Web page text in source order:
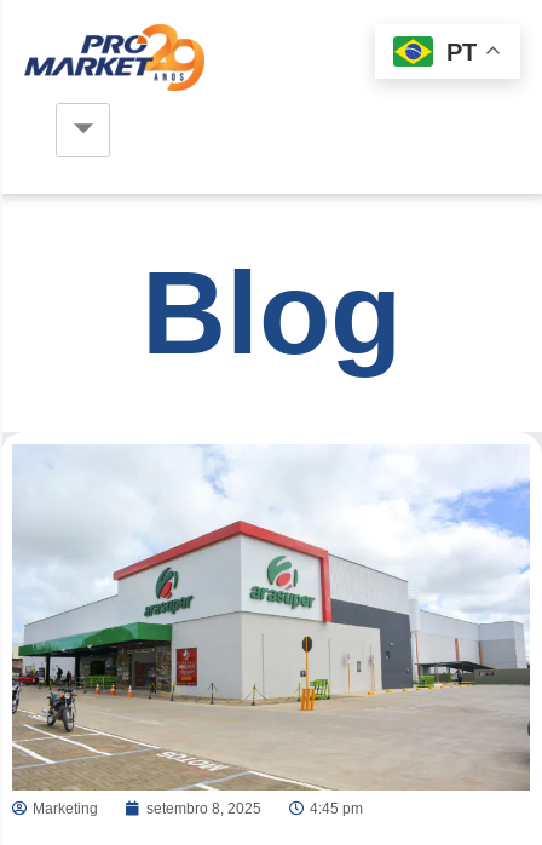
Blog
Marketing setembro 8, 2025 4:45 pm
PT